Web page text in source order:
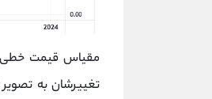
مقیاس قیمت خطی
تغییرشان به